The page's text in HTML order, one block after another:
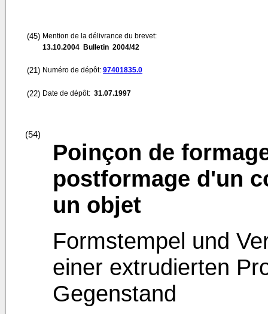
(45) Mention de la délivrance du brevet:
13.10.2004 Bulletin 2004/42
(21) Numéro de dépôt: 97401835.0
(22) Date de dépôt: 31.07.1997
(54)
Poinçon de
postformage d'un
un objet
Formstempel und
einer extrudierten
Gegenstand